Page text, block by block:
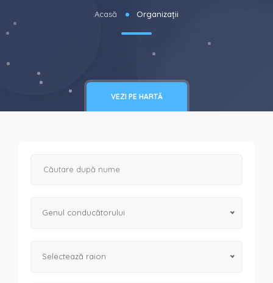
Acasă Organizații
VEZI PE HARTĂ
Genul conducătorului
Selectează raion